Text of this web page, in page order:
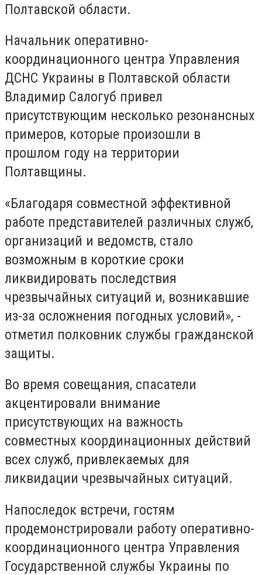
Полтавской области.
Начальник оперативно-
координационного центра Управления
ДСНС Украины в Полтавской области
Владимир Салогуб привел
присутствующим несколько резонансных
примеров, которые произошли в
прошлом году на территории
Полтавщины.
«Благодаря совместной эффективной
работе представителей различных служб,
организаций и ведомств, стало
возможным в короткие сроки
ликвидировать последствия
чрезвычайных ситуаций и, возникавшие
из-за осложнения погодных условий», -
отметил полковник службы гражданской
защиты.
Во время совещания, спасатели
акцентировали внимание
присутствующих на важность
совместных координационных действий
всех служб, привлекаемых для
ликвидации чрезвычайных ситуаций.
Напоследок встречи, гостям
продемонстрировали работу оперативно-
координационного центра Управления
Государственной службы Украины по